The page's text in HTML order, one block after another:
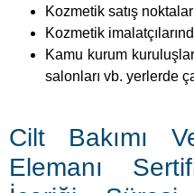
Kozmetik satış
Kozmetik
Kamu kurum
salonları vb. yerlerde
Cilt Bakımı
Elemanı